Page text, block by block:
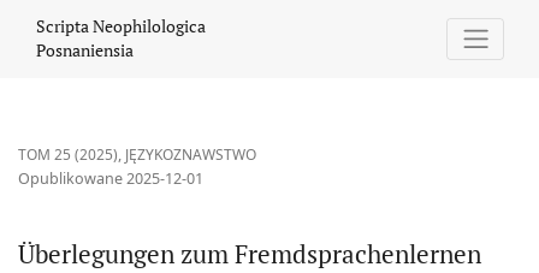
Scripta Neophilologica
Posnaniensia
TOM 25 (2025), JĘZYKOZNAWSTWO
Überlegungen zum Fremdsprachenlernen
Opublikowane 2025-12-01